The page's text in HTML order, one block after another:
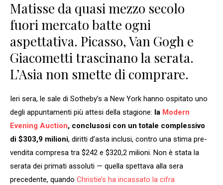
Matisse da quasi mezzo secolo
fuori mercato batte ogni
aspettativa. Picasso, Van Gogh e
Giacometti trascinano la serata.
L’Asia non smette di comprare.
Ieri sera, le sale di Sotheby’s a New York hanno ospitato uno
degli appuntamenti più attesi della stagione: la Modern
Evening Auction, conclusosi con un totale complessivo
di $303,9 milioni, diritti d’asta inclusi, contro una stima pre-
vendita compresa tra $242 e $320,2 milioni. Non è stata la
serata dei primati assoluti — quella spettava alla sera
precedente, quando Christie’s ha incassato la cifra